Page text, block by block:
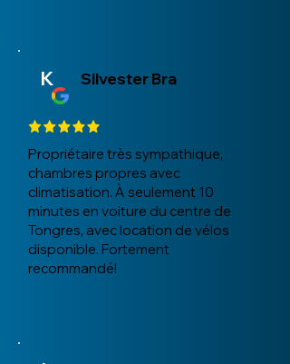
K Silvester Bra
Propriétaire très sympathique,
chambres propres avec
climatisation. À seulement 10
minutes en voiture du centre de
Tongres, avec location de vélos
disponible. Fortement
recommandé!